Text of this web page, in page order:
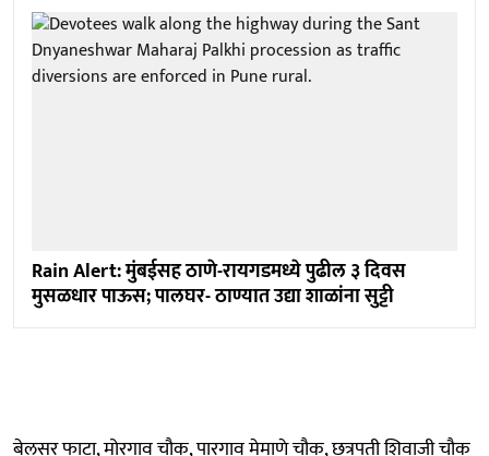
Rain Alert: मुंबईसह ठाणे-रायगडमध्ये पुढील ३ दिवस
मुसळधार पाऊस; पालघर- ठाण्यात उद्या शाळांना सुट्टी